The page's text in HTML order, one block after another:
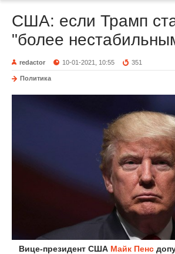
США: если Трамп
"более
redactor 10-01-2021, 10:55 351
Политика
Вице-президент США Майк Пенс